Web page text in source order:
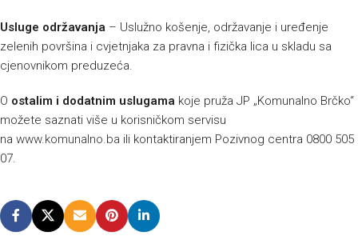
Usluge održavanja – Uslužno košenje, održavanje i uređenje
zelenih površina i cvjetnjaka za pravna i fizička lica u skladu sa
cjenovnikom preduzeća.
O ostalim i dodatnim uslugama koje pruža JP „Komunalno Brčko“
možete saznati više u korisničkom servisu
na www.komunalno.ba ili kontaktiranjem Pozivnog centra 0800 505
07.